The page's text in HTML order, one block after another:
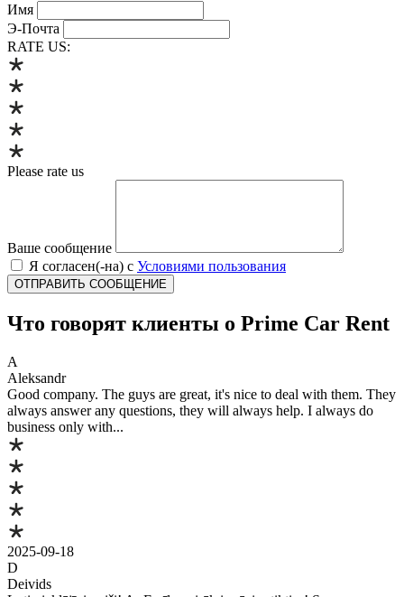
Имя
Э-Почта
RATE US:
Please rate us
Ваше сообщение
Я согласен(-на) с Условиями пользования
Что говорят клиенты о Prime Car Rent
A
Aleksandr
Good company. The guys are great, it's nice to deal with them. They
always answer any questions, they will always help. I always do
business only with...
2025-09-18
D
Deivids